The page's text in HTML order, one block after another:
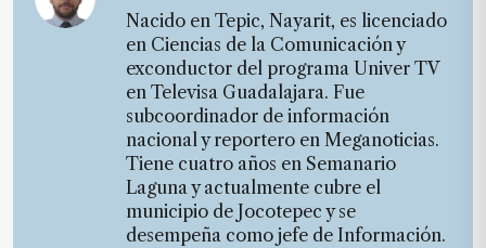
Nacido en Tepic, Nayarit, es licenciado
en Ciencias de la Comunicación y
exconductor del programa Univer TV
en Televisa Guadalajara. Fue
subcoordinador de información
nacional y reportero en Meganoticias.
Tiene cuatro años en Semanario
Laguna y actualmente cubre el
municipio de Jocotepec y se
desempeña como jefe de Información.